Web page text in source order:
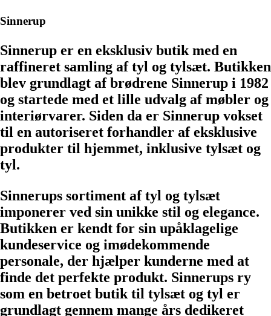
Sinnerup
Sinnerup er en eksklusiv butik med en
raffineret samling af tyl og tylsæt. Butikken
blev grundlagt af brødrene Sinnerup i 1982
og startede med et lille udvalg af møbler og
interiørvarer. Siden da er Sinnerup vokset
til en autoriseret forhandler af eksklusive
produkter til hjemmet, inklusive tylsæt og
tyl.
Sinnerups sortiment af tyl og tylsæt
imponerer ved sin unikke stil og elegance.
Butikken er kendt for sin upåklagelige
kundeservice og imødekommende
personale, der hjælper kunderne med at
finde det perfekte produkt. Sinnerups ry
som en betroet butik til tylsæt og tyl er
grundlagt gennem mange års dedikeret